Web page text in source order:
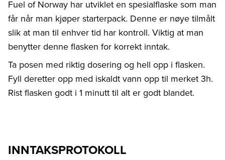
Fuel of Norway har utviklet en spesialflaske som man
får når man kjøper starterpack. Denne er nøye tilmålt
slik at man til enhver tid har kontroll. Viktig at man
benytter denne flasken for korrekt inntak.
Ta posen med riktig dosering og hell opp i flasken.
Fyll deretter opp med iskaldt vann opp til merket 3h.
Rist flasken godt i 1 minutt til alt er godt blandet.
INNTAKSPROTOKOLL